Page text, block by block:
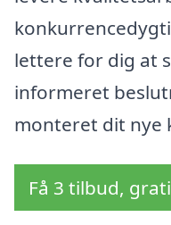
lettere for dig at
informeret
monteret dit nye
Få 3 tilbud,